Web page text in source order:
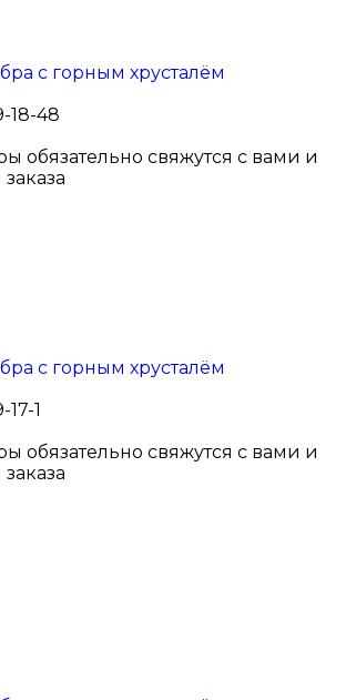
с горным хрусталём
18-48
обязательно свяжутся с вами и
с горным хрусталём
1
обязательно свяжутся с вами и